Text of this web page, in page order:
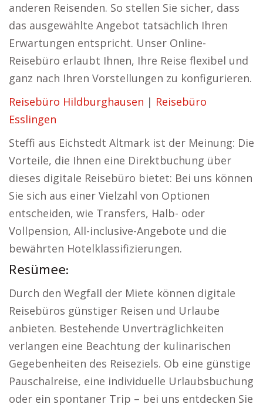
anderen Reisenden. So stellen Sie sicher, dass
das ausgewählte Angebot tatsächlich Ihren
Erwartungen entspricht. Unser Online-
Reisebüro erlaubt Ihnen, Ihre Reise flexibel und
ganz nach Ihren Vorstellungen zu konfigurieren.
Reisebüro Hildburghausen | Reisebüro
Esslingen
Steffi aus Eichstedt Altmark ist der Meinung: Die
Vorteile, die Ihnen eine Direktbuchung über
dieses digitale Reisebüro bietet: Bei uns können
Sie sich aus einer Vielzahl von Optionen
entscheiden, wie Transfers, Halb- oder
Vollpension, All-inclusive-Angebote und die
bewährten Hotelklassifizierungen.
Resümee:
Durch den Wegfall der Miete können digitale
Reisebüros günstiger Reisen und Urlaube
anbieten. Bestehende Unverträglichkeiten
verlangen eine Beachtung der kulinarischen
Gegebenheiten des Reiseziels. Ob eine günstige
Pauschalreise, eine individuelle Urlaubsbuchung
oder ein spontaner Trip – bei uns entdecken Sie